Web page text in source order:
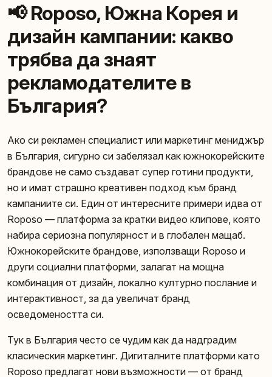
📢 Roposo, Южна Корея и
дизайн кампании: какво
трябва да знаят
рекламодателите в
България?
Ако си рекламен специалист или маркетинг мениджър
в България, сигурно си забелязал как южнокорейските
брандове не само създават супер готини продукти,
но и имат страшно креативен подход към бранд
кампаниите си. Един от интересните примери идва от
Roposo — платформа за кратки видео клипове, която
набира сериозна популярност и в глобален мащаб.
Южнокорейските брандове, използващи Roposo и
други социални платформи, залагат на мощна
комбинация от дизайн, локално културно послание и
интерактивност, за да увеличат бранд
осведомеността си.
Тук в България често се чудим как да надградим
класическия маркетинг. Дигиталните платформи като
Roposo предлагат нови възможности — от бранд